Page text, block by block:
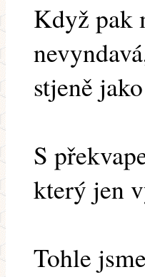
Když pak
stjeně
S
který jen
Tohle